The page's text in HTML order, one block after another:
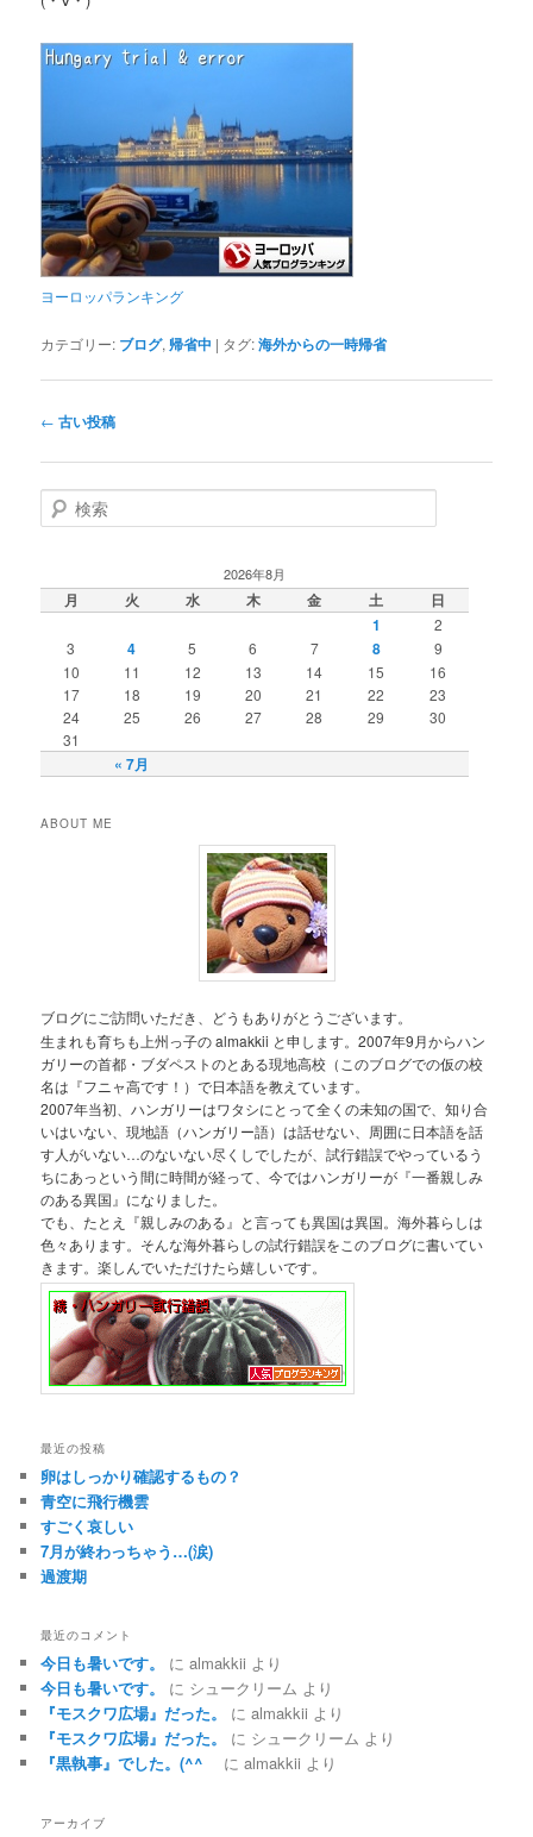
ヨーロッパランキング
カテゴリー: ブログ, 帰省中 | タグ:海外からの一時帰省
投
ナ
ビ
ゲ
ョ
ン
← 古い投稿
検
索
2026年8月
月 火 水 木 金 土 日
« 7月
1
2
3
4 5 6 7 8
9
10
11 12 13 14 15
16
17
18 19 20 21 22
23
24
25 26 27 28 29
30
31
ABOUT ME
ブログにご訪問いただき、どうもありがとうございます。
生まれも育ちも上州っ子の almakkii と申します。2007年9月からハン
ガリーの首都・ブダペストのとある現地高校（このブログでの仮の校
名は『フニャ高です！）で日本語を教えています。
2007年当初、ハンガリーはワタシにとって全くの未知の国で、知り合
いはいない、現地語（ハンガリー語）は話せない、周囲に日本語を話
す人がいない…のないない尽くしでしたが、試行錯誤でやっているう
ちにあっという間に時間が経って、今ではハンガリーが『一番親しみ
のある異国』になりました。
でも、たとえ『親しみのある』と言っても異国は異国。海外暮らしは
色々あります。そんな海外暮らしの試行錯誤をこのブログに書いてい
きます。楽しんでいただけたら嬉しいです。
最近の投稿
卵はしっかり確認するもの？
青空に飛行機雲
すごく哀しい
7月が終わっちゃう…(涙)
過渡期
最近のコメント
今日も暑いです。 にalmakkii より
今日も暑いです。
に シュークリーム より
『モスクワ広場』だった。
にalmakkii より
『モスクワ広場』だった。
に シュークリーム より
『黒執事』でした。(^^ゞ
にalmakkii より
アーカイブ